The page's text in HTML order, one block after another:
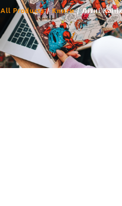
All Products/Книги/ Літні